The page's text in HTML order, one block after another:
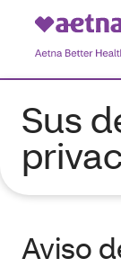
Sus
Aviso